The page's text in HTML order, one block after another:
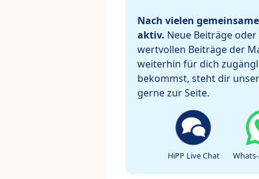
Nach vielen
aktiv. Neue Beiträge
wertvollen Beiträge der
weiterhin für dich
bekommst, steht dir unser
gerne zur Seite.
HiPP Live Chat